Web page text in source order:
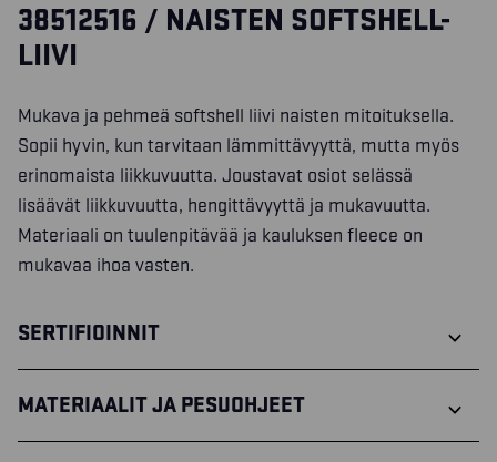
38512516 / NAISTEN SOFTSHELL-
LIIVI
Mukava ja pehmeä softshell liivi naisten mitoituksella.
Sopii hyvin, kun tarvitaan lämmittävyyttä, mutta myös
erinomaista liikkuvuutta. Joustavat osiot selässä
lisäävät liikkuvuutta, hengittävyyttä ja mukavuutta.
Materiaali on tuulenpitävää ja kauluksen fleece on
mukavaa ihoa vasten.
SERTIFIOINNIT
MATERIAALIT JA PESUOHJEET